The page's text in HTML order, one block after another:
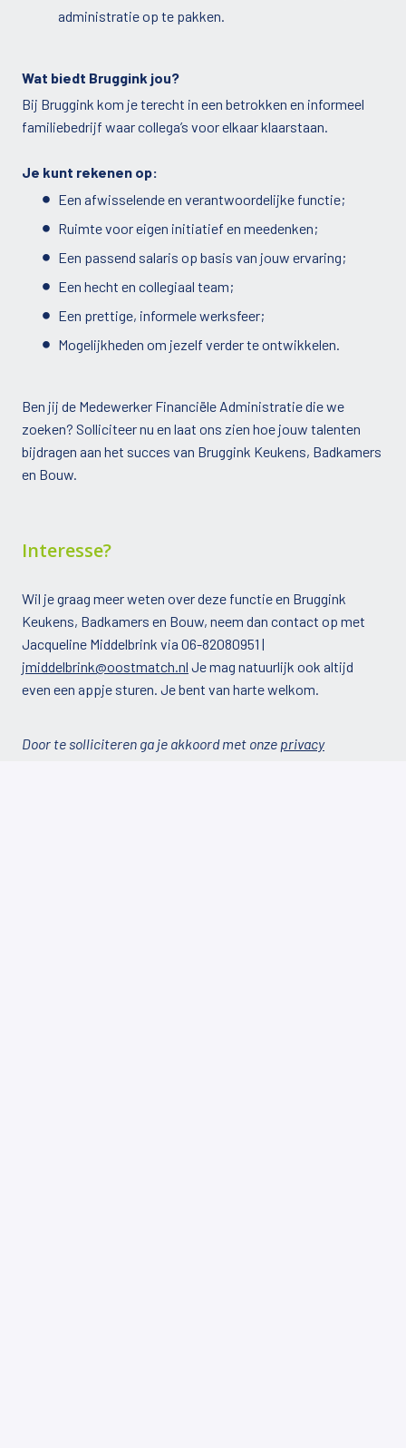
administratie op te pakken.
Wat biedt Bruggink jou?
Bij Bruggink kom je terecht in een betrokken en informeel
familiebedrijf waar collega’s voor elkaar klaarstaan.
Je kunt rekenen op:
Een afwisselende en verantwoordelijke functie;
Ruimte voor eigen initiatief en meedenken;
Een passend salaris op basis van jouw ervaring;
Een hecht en collegiaal team;
Een prettige, informele werksfeer;
Mogelijkheden om jezelf verder te ontwikkelen.
Ben jij de Medewerker Financiële Administratie die we
zoeken? Solliciteer nu en laat ons zien hoe jouw talenten
bijdragen aan het succes van Bruggink Keukens, Badkamers
en Bouw.
Interesse?
Wil je graag meer weten over deze functie en Bruggink
Keukens, Badkamers en Bouw, neem dan contact op met
Jacqueline Middelbrink via 06-82080951 |
jmiddelbrink@oostmatch.nl Je mag natuurlijk ook altijd
even een appje sturen. Je bent van harte welkom.
Door te solliciteren ga je akkoord met onze privacy